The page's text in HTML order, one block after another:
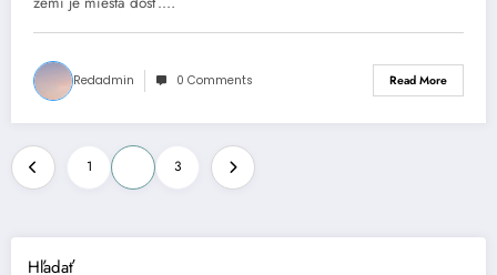
Redadmin 0 Comments Read More
Stránkovanie
príspevkov
1 3
Hľadať